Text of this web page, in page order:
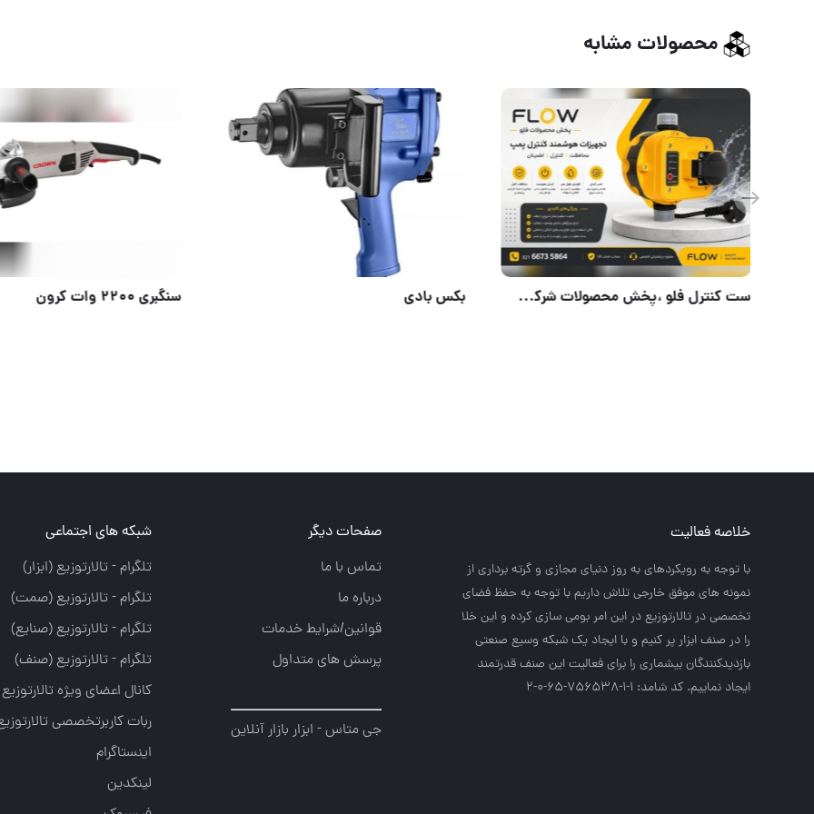
محصولات مشابه
جعبه بکس 37 عددی باس بکس بادی
خلاصه فعالیت
با توجه به رويكردهاي به روز دنياي مجازي و گرته برداري از
نمونه هاي موفق خارجي تلاش داريم با توجه به حفظ فضاي
تخصصي در تالارتوزيع در اين امر بومي سازي كرده و اين خلا
را در صنف ابزار پر كنيم و با ايجاد يك شبكه وسيع صنعتي
بازديدكنندگان بيشماري را براي فعاليت اين صنف قدرتمند
ايجاد نماييم. کد شامد: 1-1-756538-65-0-2
صفحات دیگر
تماس با ما
درباره ما
قوانین/شرایط خدمات
پرسش های متداول
جی متاس - ابزار بازار آنلاین
شبکه های اجتماعی
تلگرام - تالارتوزيع (ابزار)
تلگرام - تالارتوزيع (صمت)
تلگرام - تالارتوزيع (صنايع)
تلگرام - تالارتوزیع (صنف)
کانال اعضای ویژه تالارتوزیع
ربات کاربرتخصصی
اینستاگرام
لینکدین